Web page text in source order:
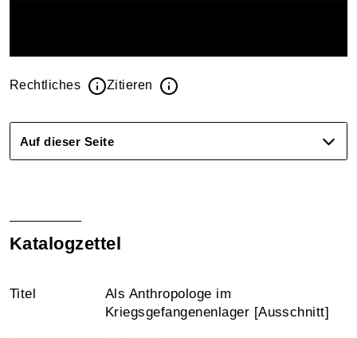
Rechtliches Zitieren
Auf dieser Seite
Katalogzettel
Titel
Als Anthropologe im
Kriegsgefangenenlager [Ausschnitt]